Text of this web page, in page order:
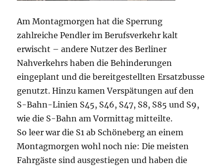
Am Montagmorgen hat die Sperrung
zahlreiche Pendler im Berufsverkehr kalt
erwischt – andere Nutzer des Berliner
Nahverkehrs haben die Behinderungen
eingeplant und die bereitgestellten Ersatzbusse
genutzt. Hinzu kamen Verspätungen auf den
S-Bahn-Linien S45, S46, S47, S8, S85 und S9,
wie die S-Bahn am Vormittag mitteilte.
So leer war die S1 ab Schöneberg an einem
Montagmorgen wohl noch nie: Die meisten
Fahrgäste sind ausgestiegen und haben die